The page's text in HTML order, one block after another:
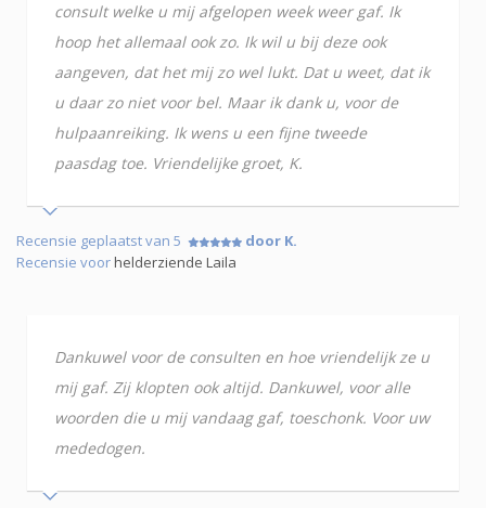
consult welke u mij afgelopen week weer gaf. Ik
hoop het allemaal ook zo. Ik wil u bij deze ook
aangeven, dat het mij zo wel lukt. Dat u weet, dat ik
u daar zo niet voor bel. Maar ik dank u, voor de
hulpaanreiking. Ik wens u een fijne tweede
paasdag toe. Vriendelijke groet, K.
Recensie geplaatst van 5
door K.
Recensie voorhelderziende Laila
Dankuwel voor de consulten en hoe vriendelijk ze u
mij gaf. Zij klopten ook altijd. Dankuwel, voor alle
woorden die u mij vandaag gaf, toeschonk. Voor uw
mededogen.